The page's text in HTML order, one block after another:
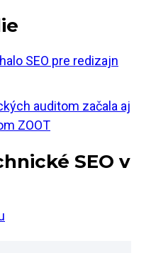
SEO pre redizajn
auditom začala aj
ZOOT
SEO v